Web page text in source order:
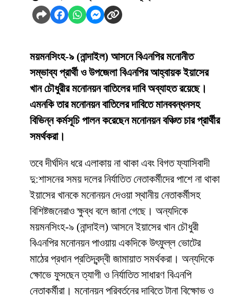
ময়মনসিংহ-৯ (নান্দাইল) আসনে বিএনপির মনোনীত
সম্ভাব্য প্রার্থী ও উপজেলা বিএনপির আহ্বায়ক ইয়াসের
খান চৌধুরীর মনোনয়ন বাতিলের দাবি অব্যাহত রয়েছে।
এমনকি তার মনোনয়ন বাতিলের দাবিতে মানববন্ধনসহ
বিভিন্ন কর্মসূচি পালন করেছেন মনোনয়ন বঞ্চিত চার প্রার্থীর
সমর্থকরা।
তবে দীর্ঘদিন ধরে এলাকায় না থাকা এবং বিগত ফ্যাসিবাদী
দু:শাসনের সময় দলের নির্যাতিত নেতাকর্মীদের পাশে না থাকা
ইয়াসের খানকে মনোনয়ন দেওয়া স্থানীয় নেতাকর্মীসহ
বিশিষ্টজনেরাও ক্ষুব্ধ বলে জানা গেছে। অন্যদিকে
ময়মনসিংহ-৯ (নান্দাইল) আসনে ইয়াসের খান চৌধুরী
বিএনপির মনোনয়ন পাওয়ায় একদিকে উৎফুল্ল ভোটের
মাঠের প্রধান প্রতিদ্বন্দ্বী জামায়াত সমর্থকরা। অন্যদিকে
ক্ষোভে ফুসছেন ত্যাগী ও নির্যাতিত সাধারণ বিএনপি
নেতাকর্মীরা। মনোনয়ন পরিবর্তনের দাবিতে টানা বিক্ষোভ ও